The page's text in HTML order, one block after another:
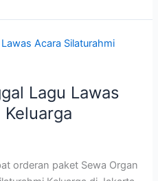
Lagu Lawas
orderan paket Sewa Organ